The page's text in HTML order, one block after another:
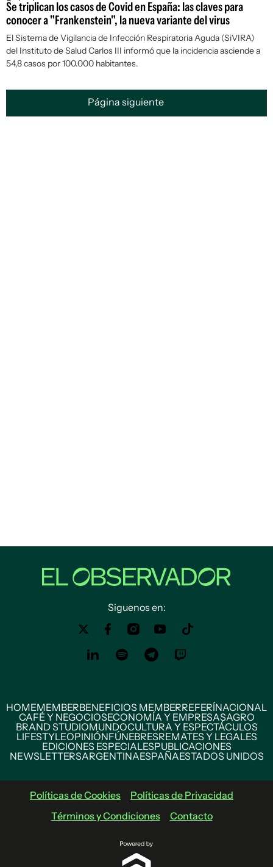
Se triplican los casos de Covid en España: las claves para
conocer a "Frankenstein", la nueva variante del virus
El Sistema de Vigilancia de Infección Respiratoria Aguda (SiVIRA)
del Instituto de Salud Carlos III informó que la incidencia asciende a
54,8 casos por 100.000 habitantes.
Página siguiente
Siguenos en:
HOMEMEMBERBENEFICIOS MEMBERREFERÍNACIONAL
CAFÉ Y NEGOCIOSECONOMÍA Y EMPRESASAGRO
BRAND STUDIOMUNDOCULTURA Y ESPECTÁCULOS
LIFESTYLEOPINIÓNFÚNEBRESREMATES Y LEGALES
EDICIONES ESPECIALESPUBLICACIONES
NEWSLETTERSARGENTINAESPAÑAESTADOS UNIDOS
Políticas de Cookies
Políticas de Privacidad
Términos y Condiciones
Contacto